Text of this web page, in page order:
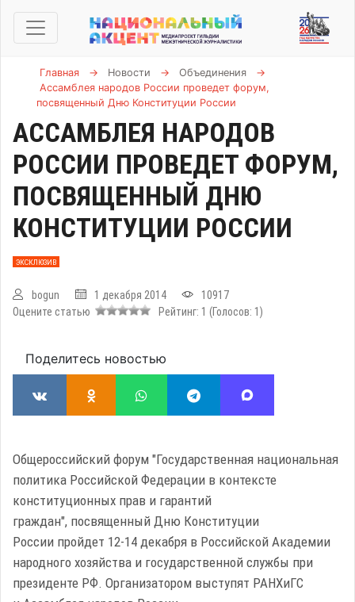
Главная → Новости → Объединения
→
Ассамблея народов России проведет форум,
посвященный Дню Конституции России
АССАМБЛЕЯ НАРОДОВ
РОССИИ ПРОВЕДЕТ ФОРУМ,
ПОСВЯЩЕННЫЙ ДНЮ
КОНСТИТУЦИИ РОССИИ
ЭКСКЛЮЗИВ
bogun 1 декабря 2014
10917
Оцените статью
Рейтинг: 1 (Голосов: 1 )
Поделитесь новостью
Общероссийский форум "Государственная национальная
политика Российской Федерации в контексте
конституционных прав и гарантий
граждан", посвященный Дню Конституции
России пройдет 12-14 декабря в Российской Академии
народного хозяйства и государственной службы при
президенте РФ. Организатором выступят РАНХиГС